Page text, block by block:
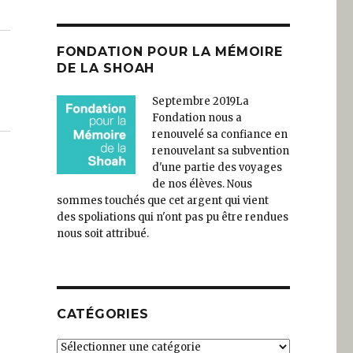
FONDATION POUR LA MÉMOIRE
DE LA SHOAH
Septembre 2019La
Fondation nous a
renouvelé sa confiance en
renouvelant sa subvention
d'une partie des voyages
de nos élèves. Nous
sommes touchés que cet argent qui vient
des spoliations qui n'ont pas pu être rendues
nous soit attribué.
CATÉGORIES
Catégories